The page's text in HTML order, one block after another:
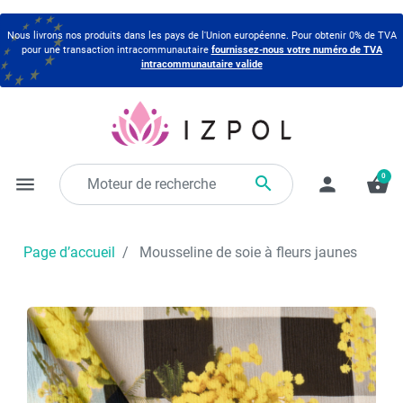
Nous livrons nos produits dans les pays de l'Union européenne. Pour obtenir 0% de TVA
pour une transaction intracommunautaire fournissez-nous votre numéro de TVA
intracommunautaire valide
menu  person shopping_basket
0
Page d’accueil Mousseline de soie à fleurs jaunes